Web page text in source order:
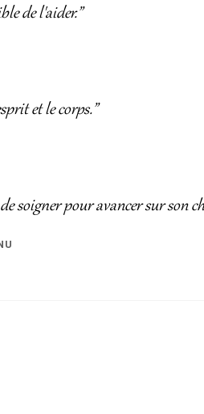
de l'aider.”
et le corps.”
soigner pour avancer sur son